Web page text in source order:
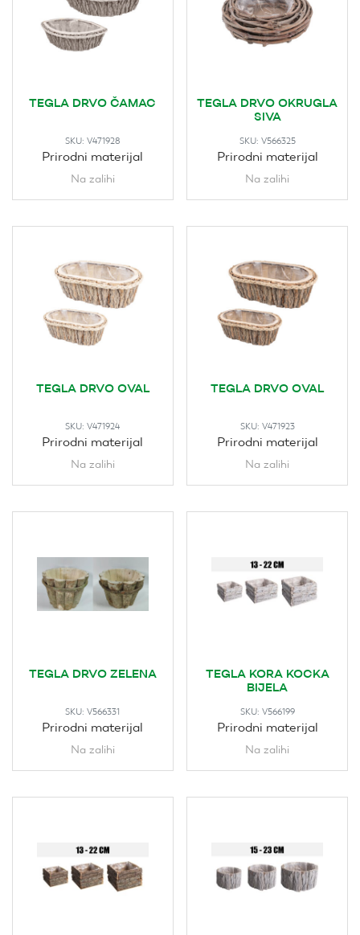
TEGLA DRVO ČAMAC
SKU: V471928
Prirodni materijal
Na zalihi
TEGLA DRVO OKRUGLA
SIVA
SKU: V566325
Prirodni materijal
Na zalihi
TEGLA DRVO OVAL
SKU:V471924
Prirodni materijal
Na zalihi
TEGLA DRVO OVAL
SKU: V471923
Prirodni materijal
Na zalihi
TEGLA DRVO ZELENA
SKU:V566331
Prirodni materijal
Na zalihi
TEGLA KORA KOCKA
BIJELA
SKU: V566199
Prirodni materijal
Na zalihi